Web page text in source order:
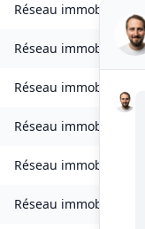
Réseau immobilier
Réseau immobilier
Réseau immobilier
Réseau immobilier
Réseau immobilier
Réseau immobilier